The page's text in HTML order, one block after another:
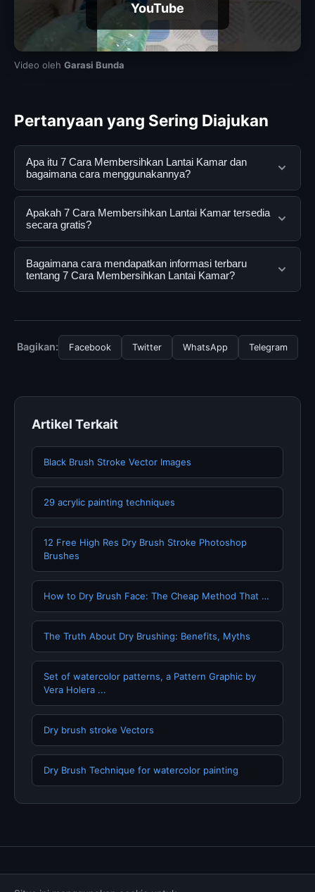
YouTube
Video oleh Garasi Bunda
Pertanyaan yang Sering Diajukan
Apa itu 7 Cara Membersihkan Lantai Kamar dan
bagaimana cara menggunakannya?
7 Cara Membersihkan Lantai Kamar adalah layanan
digital yang dirancang untuk membantu pengguna
mendapatkan informasi lengkap dan terpercaya. Anda
dapat menggunakannya dengan mengunjungi situs
resmi dan mengikuti panduan yang tersedia.
Apakah 7 Cara Membersihkan Lantai Kamar tersedia
secara gratis?
Ya, 7 Cara Membersihkan Lantai Kamar dapat diakses
secara gratis oleh semua pengguna. Tidak ada biaya
tersembunyi atau langganan yang diperlukan untuk
Bagaimana cara mendapatkan informasi terbaru
tentang 7 Cara Membersihkan Lantai Kamar?
halaman resmi kami secara berkala. Kami selalu
memperbarui konten dengan informasi terkini dan
Bagikan: Facebook Twitter WhatsApp Telegram
Artikel Terkait
Black Brush Stroke Vector Images
29 acrylic painting techniques
12 Free High Res Dry Brush Stroke Photoshop
Brushes
How to Dry Brush Face: The Cheap Method That …
The Truth About Dry Brushing: Benefits, Myths
Set of watercolor patterns, a Pattern Graphic by
Vera Holera ...
Dry brush stroke Vectors
Dry Brush Technique for watercolor painting